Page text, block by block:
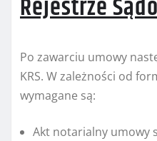
Rejestrze
Po zawarciu umowy
KRS. W zależności od
wymagane są:
Akt notarialny umowy